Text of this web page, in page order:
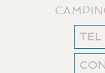
TEL